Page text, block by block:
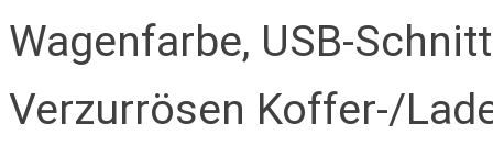
Wagenfarbe, USB-
Verzurrösen Koffer-/